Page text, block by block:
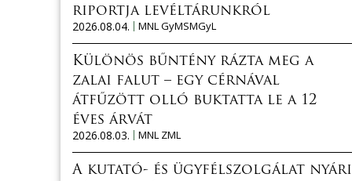
riportja levéltárunkról
2026.08.04.
MNL GyMSMGyL
Különös bűntény rázta meg a
zalai falut – egy cérnával
átfűzött olló buktatta le a 12
éves árvát
2026.08.03.
MNL ZML
A kutató- és ügyfélszolgálat nyári